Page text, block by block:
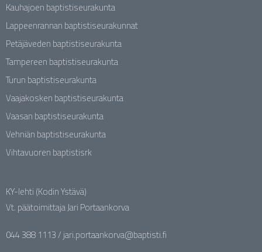
Kauhajoen baptistiseurakunta
Lappeenrannan baptistiseurakunnat
Petäjäveden baptistiseurakunta
Tampereen baptistiseurakunta
Turun baptistiseurakunta
Vaajakosken baptistiseurakunta
Vaasan baptistiseurakunta
Vehniän baptistiseurakunta
Vihtavuoren baptistisrk
KY-lehti (Kodin Ystävä)
Vt. päätoimittaja Jari Portaankorva
044 388 1113 / jari.portaankorva@baptisti.fi